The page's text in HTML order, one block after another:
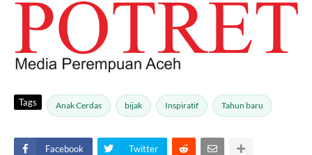
Tags Anak Cerdas bijak Inspiratif Tahun baru
Facebook Twitter